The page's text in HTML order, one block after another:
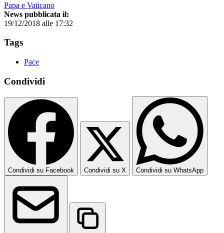
Papa e Vaticano
News pubblicata il:
19/12/2018 alle 17:32
Tags
Pace
Condividi
Condividi su Facebook Condividi su X Condividi su WhatsApp